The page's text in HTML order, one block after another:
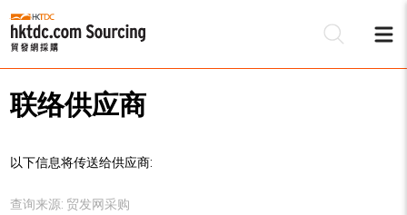
联络供应商
以下信息将传送给供应商:
查询来源: 贸发网采购